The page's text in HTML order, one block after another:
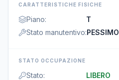
CARATTERISTICHE FISICHE
Piano:
T
Stato manutentivo:PESSIMO
STATO OCCUPAZIONE
Stato: LIBERO